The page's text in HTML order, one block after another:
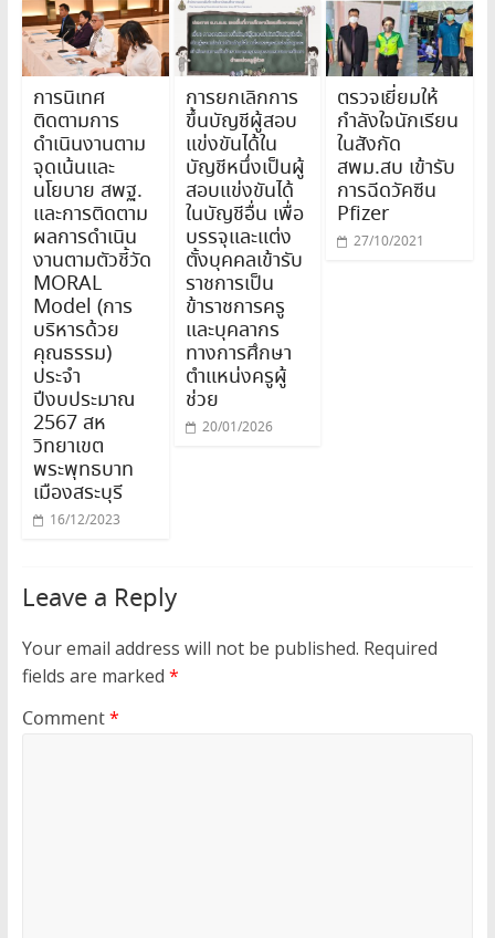
การนิเทศ
ติดตามการ
ดำเนินงานตาม
จุดเน้นและ
นโยบาย สพฐ.
และการติดตาม
ผลการดำเนิน
งานตามตัวชี้วัด
MORAL
Model (การ
บริหารด้วย
คุณธรรม)
ประจำ
ปีงบประมาณ
2567 สห
วิทยาเขต
พระพุทธบาท
เมืองสระบุรี
16/12/2023
การยกเลิกการ
ขึ้นบัญชีผู้สอบ
แข่งขันได้ใน
บัญชีหนึ่งเป็นผู้
สอบแข่งขันได้
ในบัญชีอื่น เพื่อ
บรรจุและแต่ง
ตั้งบุคคลเข้ารับ
ราชการเป็น
ข้าราชการครู
และบุคลากร
ทางการศึกษา
ตำแหน่งครูผู้
ช่วย
20/01/2026
ตรวจเยี่ยมให้
กำลังใจนักเรียน
ในสังกัด
สพม.สบ เข้ารับ
การฉีดวัคซีน
Pfizer
27/10/2021
Leave a Reply
Your email address will not be published. Required
fields are marked *
Comment*